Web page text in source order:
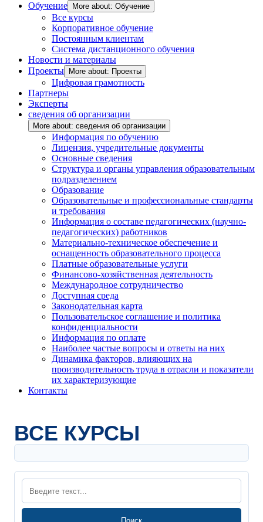
Обучение
More about: Обучение
Все курсы
Корпоративное обучение
Постоянным клиентам
Система дистанционного обучения
Новости и материалы
Проекты
More about: Проекты
Цифровая грамотность
Партнеры
Эксперты
сведения об организации
More about: сведения об организации
Информация по обучению
Лицензия, учредительные документы
Основные сведения
Структура и органы управления образовательным
подразделением
Образование
Образовательные и профессиональные стандарты
и требования
Информация о составе педагогических (научно-
педагогических) работников
Материально-техническое обеспечение и
оснащенность образовательного процесса
Платные образовательные услуги
Финансово-хозяйственная деятельность
Международное сотрудничество
Доступная среда
Законодательная карта
Пользовательское соглашение и политика
конфиденциальности
Информация по оплате
Наиболее частые вопросы и ответы на них
Динамика факторов, влияющих на
производительность труда в отрасли и показатели
их характеризующие
Контакты
ВСЕ КУРСЫ
Поиск